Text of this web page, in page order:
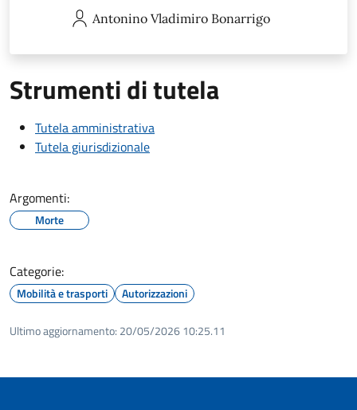
Antonino Vladimiro Bonarrigo
Strumenti di tutela
Tutela amministrativa
Tutela giurisdizionale
Argomenti:
Morte
Categorie:
Mobilità e trasporti Autorizzazioni
Ultimo aggiornamento: 20/05/2026 10:25.11